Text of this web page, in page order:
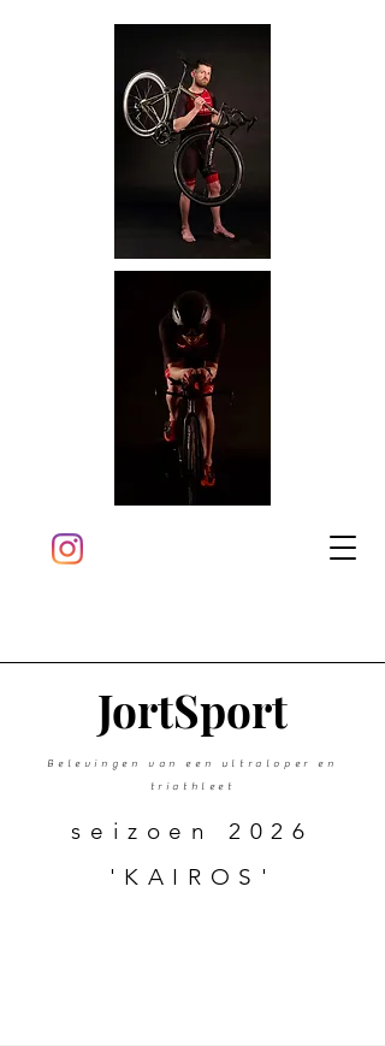
JortSport
seizoen 2026
'KAIROS'
Belevingen van een ultraloper en
triathleet